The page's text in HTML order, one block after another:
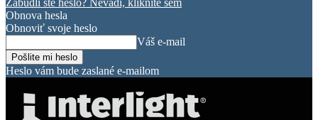
Zabudli ste heslo? Nevadí, kliknite sem
Obnova hesla
Obnoviť svoje heslo
Váš e-mail
Heslo vám bude zaslané e-mailom